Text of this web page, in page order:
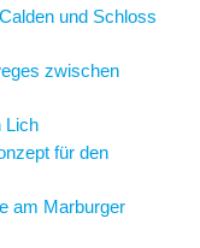
und Schloss
zwischen
Lich
für den
am Marburger